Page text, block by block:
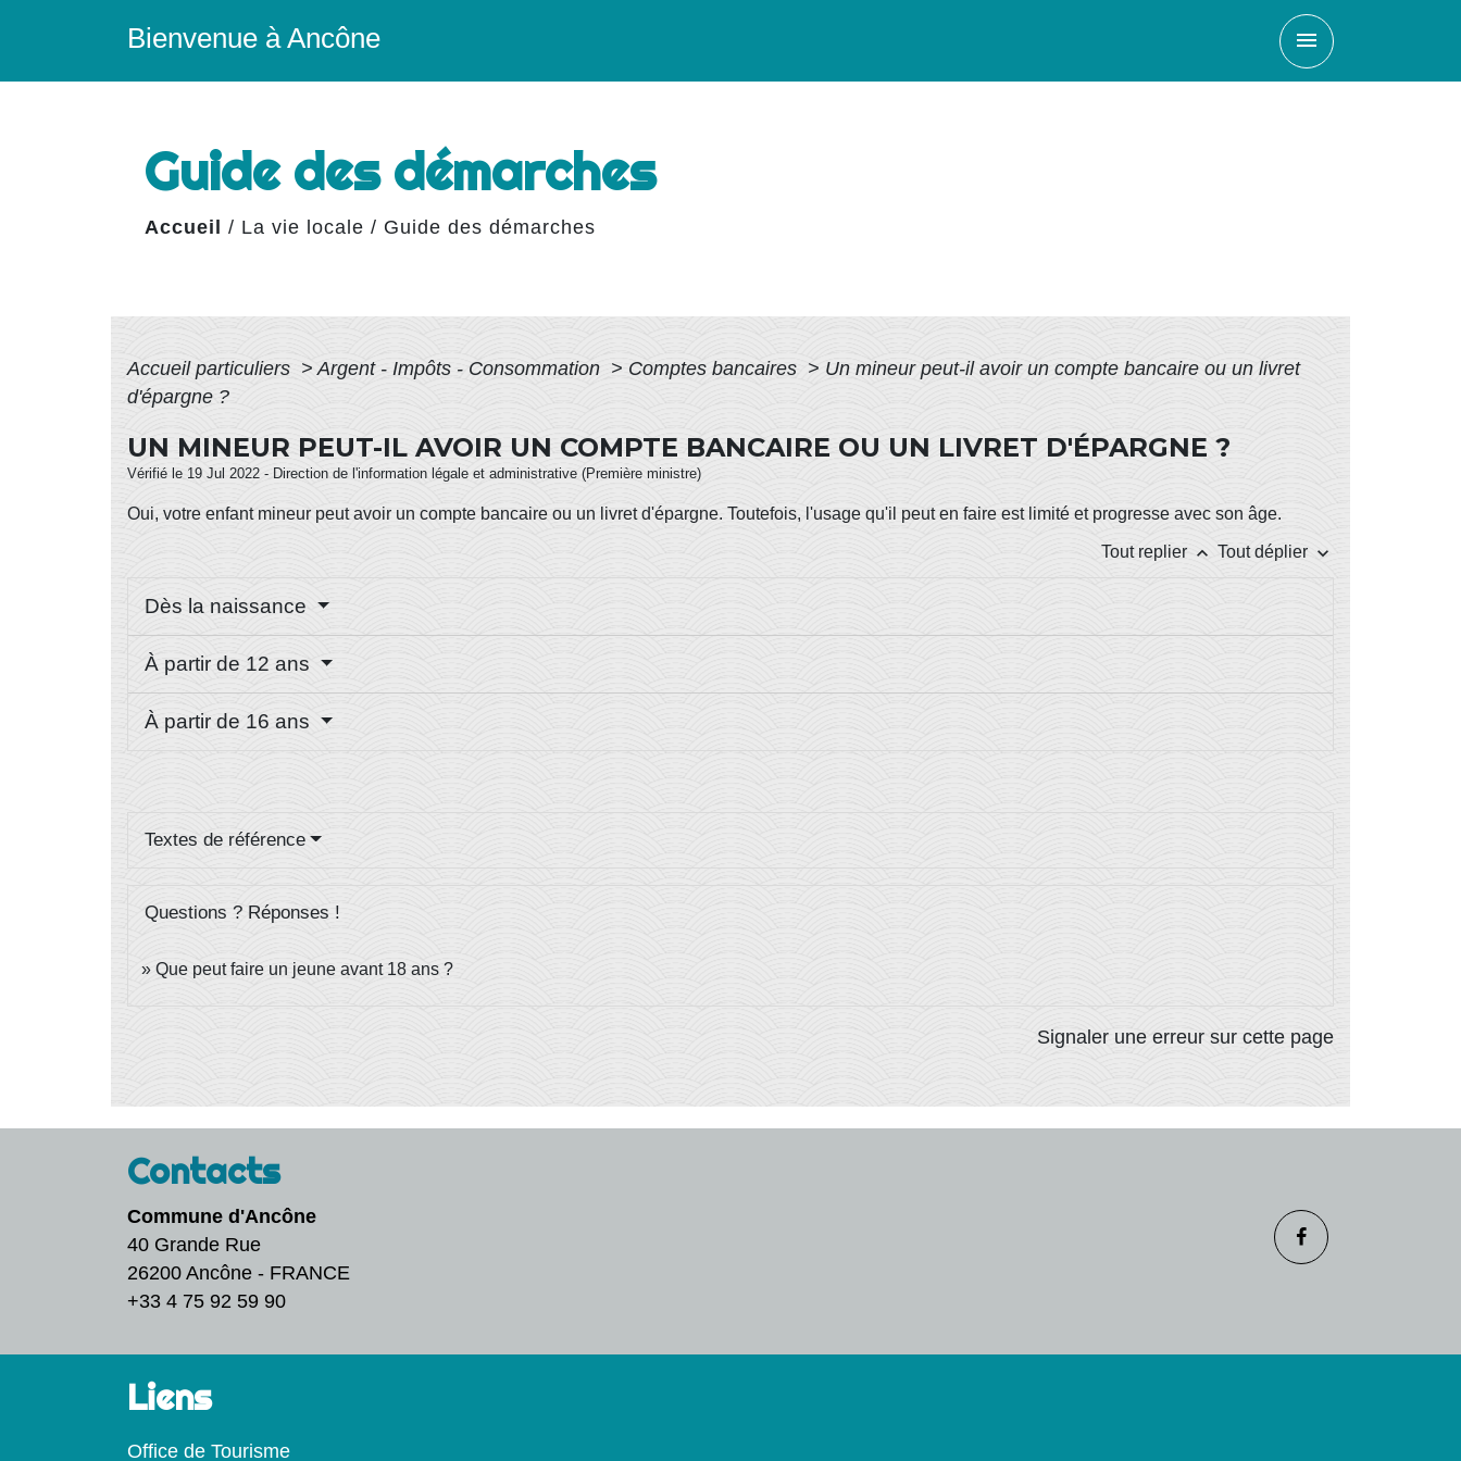
Bienvenue à Ancône menu
Guide des démarches
Accueil / La vie locale / Guide des démarches
Accueil particuliers > Argent - Impôts - Consommation > Comptes bancaires > Un mineur peut-il avoir un compte bancaire ou un livret
d'épargne ?
UN MINEUR PEUT-IL AVOIR UN COMPTE BANCAIRE OU UN LIVRET D'ÉPARGNE ?
Vérifié le 19 Jul 2022 - Direction de l'information légale et administrative (Première ministre)
Oui, votre enfant mineur peut avoir un compte bancaire ou un livret d'épargne. Toutefois, l'usage qu'il peut en faire est limité et progresse avec son âge.
Tout replier keyboard_arrow_up Tout déplier keyboard_arrow_down
Dès la naissance
À partir de 12 ans
À partir de 16 ans
Textes de référence
Questions ? Réponses !
Que peut faire un jeune avant 18 ans ?
Signaler une erreur sur cette page
Contacts
Commune d'Ancône
40 Grande Rue
26200 Ancône - FRANCE
+33 4 75 92 59 90
Liens
Office de Tourisme